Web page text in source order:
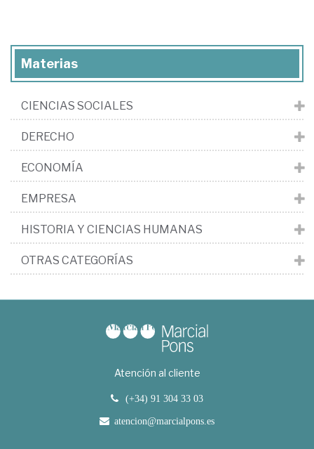
Materias
CIENCIAS SOCIALES
DERECHO
ECONOMÍA
EMPRESA
HISTORIA Y CIENCIAS HUMANAS
OTRAS CATEGORÍAS
Atención al cliente
(+34) 91 304 33 03
atencion@marcialpons.es